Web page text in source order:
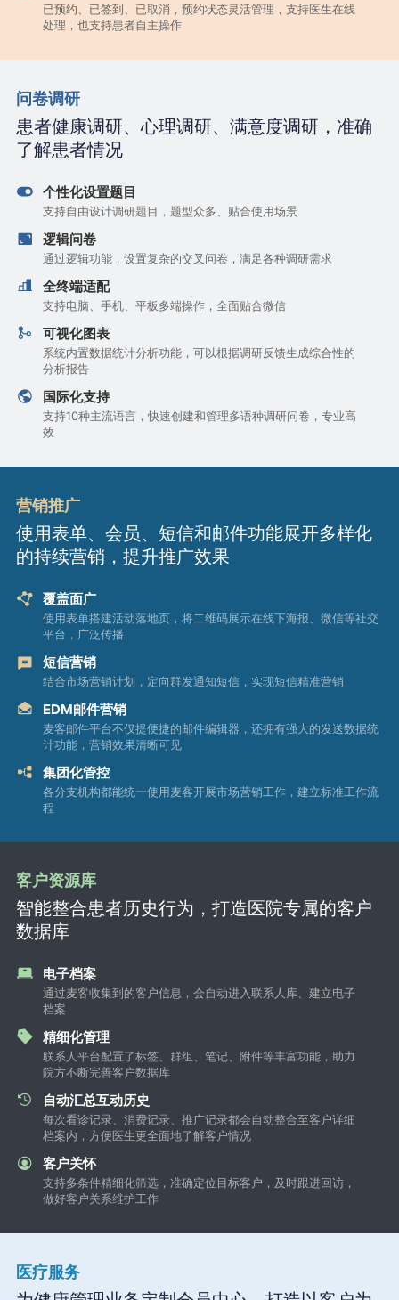
已预约、已签到、已取消，预约状态灵活管理，支持医生在线
处理，也支持患者自主操作
问卷调研
患者健康调研、心理调研、满意度调研，准确
了解患者情况
个性化设置题目
支持自由设计调研题目，题型众多、贴合使用场景
逻辑问卷
通过逻辑功能，设置复杂的交叉问卷，满足各种调研需求
全终端适配
支持电脑、手机、平板多端操作，全面贴合微信
可视化图表
系统内置数据统计分析功能，可以根据调研反馈生成综合性的
分析报告
国际化支持
支持10种主流语言，快速创建和管理多语种调研问卷，专业高
效
营销推广
使用表单、会员、短信和邮件功能展开多样化
的持续营销，提升推广效果
覆盖面广
使用表单搭建活动落地页，将二维码展示在线下海报、微信等社交
平台，广泛传播
短信营销
结合市场营销计划，定向群发通知短信，实现短信精准营销
EDM邮件营销
麦客邮件平台不仅提便捷的邮件编辑器，还拥有强大的发送数据统
计功能，营销效果清晰可见
集团化管控
各分支机构都能统一使用麦客开展市场营销工作，建立标准工作流
程
客户资源库
智能整合患者历史行为，打造医院专属的客户
数据库
电子档案
通过麦客收集到的客户信息，会自动进入联系人库、建立电子
档案
精细化管理
联系人平台配置了标签、群组、笔记、附件等丰富功能，助力
院方不断完善客户数据库
自动汇总互动历史
每次看诊记录、消费记录、推广记录都会自动整合至客户详细
档案内，方便医生更全面地了解客户情况
客户关怀
支持多条件精细化筛选，准确定位目标客户，及时跟进回访，
做好客户关系维护工作
医疗服务